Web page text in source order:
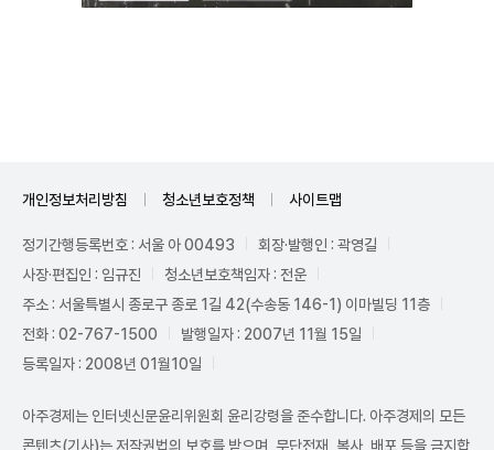
개인정보처리방침 청소년보호정책 사이트맵
정기간행등록번호 : 서울 아 00493
회장·발행인 : 곽영길
사장·편집인 : 임규진
청소년보호책임자 : 전운
주소 : 서울특별시 종로구 종로 1길 42(수송동 146-1) 이마빌딩 11층
전화 : 02-767-1500
발행일자 : 2007년 11월 15일
등록일자 : 2008년 01월10일
아주경제는 인터넷신문윤리위원회 윤리강령을 준수합니다. 아주경제의 모든
콘텐츠(기사)는 저작권법의 보호를 받으며, 무단전재, 복사, 배포 등을 금지합